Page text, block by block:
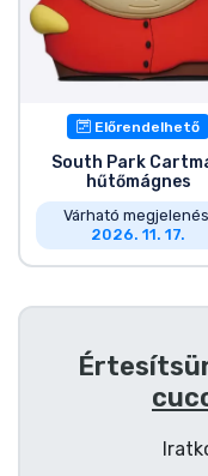
Előrendelhető
South Park
hűtőmágnes
Várható
2026. 11. 17.
Sorozatos
Filmes cuccok
Mesés cuccok
Animés
Sportos
Zenés cuccok